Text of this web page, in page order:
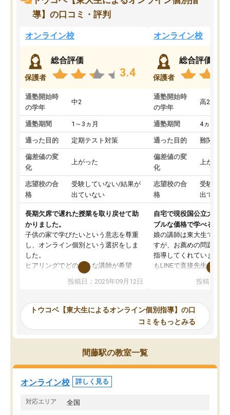
導】の口コミ・評判
オンライン校
保護者
総合評価
3.4
通塾開始時
の学年
中2
通塾期間 1～3ヵ月
通った目的 定期テスト対策
偏差値の変
化
上がった
志望校の合
格
受験していない/結果が
出ていない
長期欠席で遅れた授業を取り戻せて助
かりました。
子供の家で学びたいという意志を尊重
し、オンライン個別という選択をしま
した。
ヒアリングでどのような講師が希望
か、オプションは付帯するかなど選ぶ
事が出来ました。
ーティングを行い、その講師で良いか
見てから講師を決定する事ができま
す。
うちの子は、初回面談の講師の方で決
オンラインツールを使用した単語帳の
共有があり宿題もそちらで出される形
でした。
投稿日：2025年09月12日
オンライン校
保護者
総合評価
通塾開始時
の学年
高2
通塾期間 4ヵ月～1
通った目的 難関私立
偏差値の変
化
上がった
志望校の合
格
受験して
出ていな
自宅で現役国公立大学生
ブルな価格で学べる
娘の講師は東大生では無
すが、お薦めの問題集や
指導してくれています。
もLINEで直接先生に質問
めれるので、個人に合
いなのがあり(有料)、受
ことをどんなスケジュー
くか相談したのですが、
ち期待したものではなく
くなってきたようなので
投稿日：
トウコベ【東大生によるオンライン個別指導】の口
コミをもっとみる
間藤駅の教室一覧
オンライン校 詳しく見る
対応エリア 全国